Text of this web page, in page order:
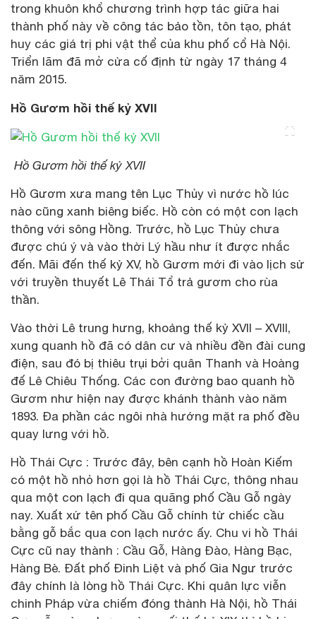
trong khuôn khổ chương trình hợp tác giữa hai
thành phố này về công tác bảo tồn, tôn tạo, phát
huy các giá trị phi vật thể của khu phố cổ Hà Nội.
Triển lãm đã mở cửa cố định từ ngày 17 tháng 4
năm 2015.
Hồ Gươm hồi thế kỷ XVII
Hồ Gươm hồi thế kỷ XVII
Hồ Gươm xưa mang tên Lục Thủy vì nước hồ lúc
nào cũng xanh biêng biếc. Hồ còn có một con lạch
thông với sông Hồng. Trước, hồ Lục Thủy chưa
được chú ý và vào thời Lý hầu như ít được nhắc
đến. Mãi đến thế kỷ XV, hồ Gươm mới đi vào lịch sử
với truyền thuyết Lê Thái Tổ trả gươm cho rùa
thần.
Vào thời Lê trung hưng, khoảng thế kỷ XVII – XVIII,
xung quanh hồ đã có dân cư và nhiều đền đài cung
điện, sau đó bị thiêu trụi bởi quân Thanh và Hoàng
đế Lê Chiêu Thống. Các con đường bao quanh hồ
Gươm như hiện nay được khánh thành vào năm
1893. Đa phần các ngôi nhà hướng mặt ra phố đều
quay lưng với hồ.
Hồ Thái Cực : Trước đây, bên cạnh hồ Hoàn Kiếm
có một hồ nhỏ hơn gọi là hồ Thái Cực, thông nhau
qua một con lạch đi qua quãng phố Cầu Gỗ ngày
nay. Xuất xứ tên phố Cầu Gỗ chính từ chiếc cầu
bằng gỗ bắc qua con lạch nước ấy. Chu vi hồ Thái
Cực cũ nay thành : Cầu Gỗ, Hàng Đào, Hàng Bạc,
Hàng Bè. Đất phố Đinh Liệt và phố Gia Ngư trước
đây chính là lòng hồ Thái Cực. Khi quân lực viễn
chinh Pháp vừa chiếm đóng thành Hà Nội, hồ Thái